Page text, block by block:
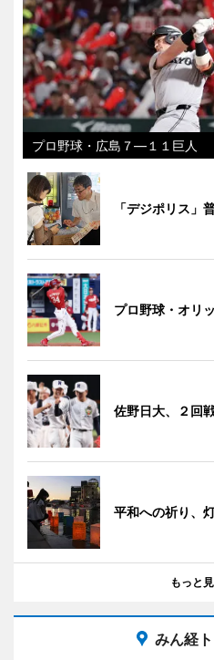
プロ野球・広島７―１１巨人
「デジポリス」
プロ野球・オリ
佐野日大、２回
平和への祈り、
もっと
みん経